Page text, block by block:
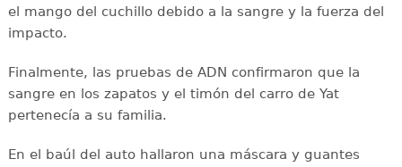
el mango del cuchillo debido a la sangre y la fuerza del
impacto.
Finalmente, las pruebas de ADN confirmaron que la
sangre en los zapatos y el timón del carro de Yat
pertenecía a su familia.
En el baúl del auto hallaron una máscara y guantes